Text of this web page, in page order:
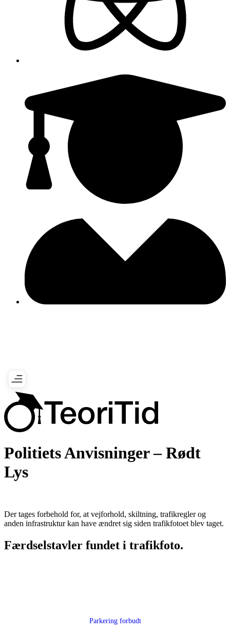
Politiets Anvisninger – Rødt
Lys
Der tages forbehold for, at vejforhold, skiltning, trafikregler og
anden infrastruktur kan have ændret sig siden trafikfotoet blev taget.
Færdselstavler fundet i trafikfoto.
Parkering forbudt